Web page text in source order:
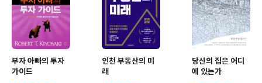
부자 아빠의 투자
가이드
인천 부동산의 미
래
당신의 집은 어디
에 있는가